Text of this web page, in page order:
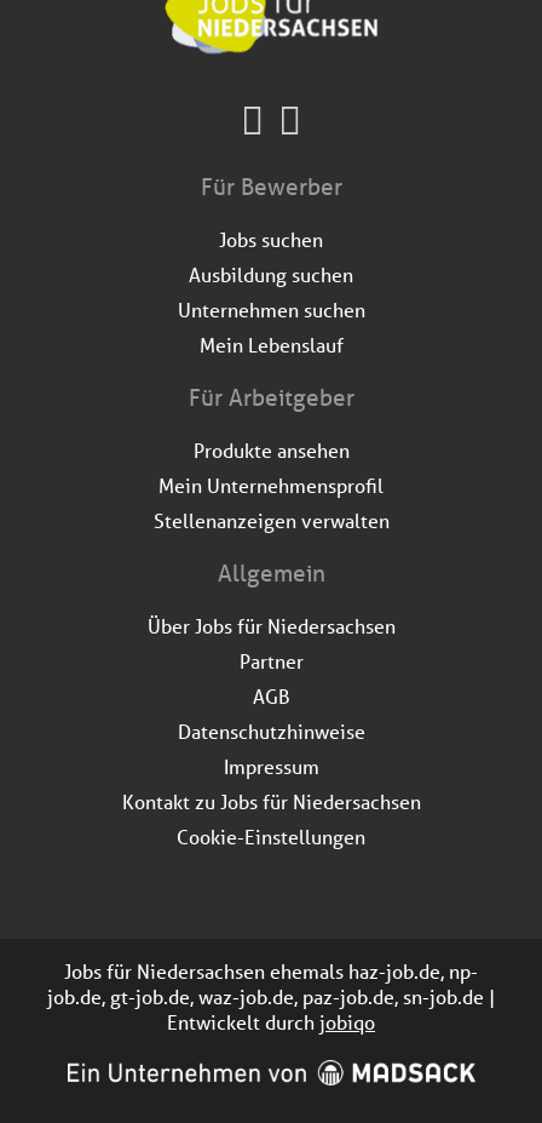
Für Bewerber
Jobs suchen
Ausbildung suchen
Unternehmen suchen
Mein Lebenslauf
Für Arbeitgeber
Produkte ansehen
Mein Unternehmensprofil
Stellenanzeigen verwalten
Allgemein
Über Jobs für Niedersachsen
Partner
AGB
Datenschutzhinweise
Impressum
Kontakt zu Jobs für Niedersachsen
Cookie-Einstellungen
Jobs für Niedersachsen ehemals haz-job.de, np-
job.de, gt-job.de, waz-job.de, paz-job.de, sn-job.de |
Entwickelt durchjobiqo